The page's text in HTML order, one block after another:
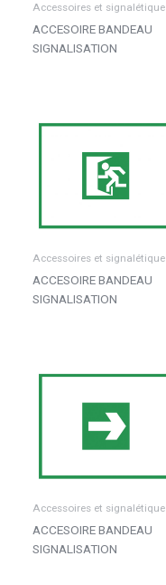
Accessoires et signalétique
ACCESOIRE BANDEAU
SIGNALISATION
Accessoires et signalétique
ACCESOIRE BANDEAU
SIGNALISATION
Accessoires et signalétique
ACCESOIRE BANDEAU
SIGNALISATION